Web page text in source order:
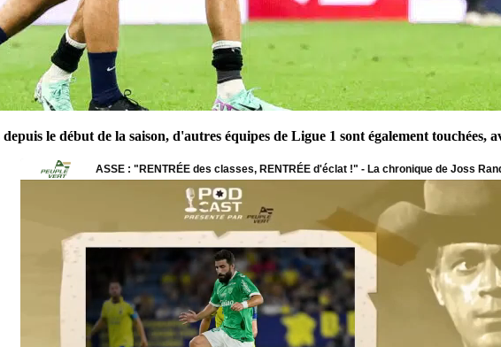
le début de la saison, d'autres équipes de Ligue 1 sont également touchées,